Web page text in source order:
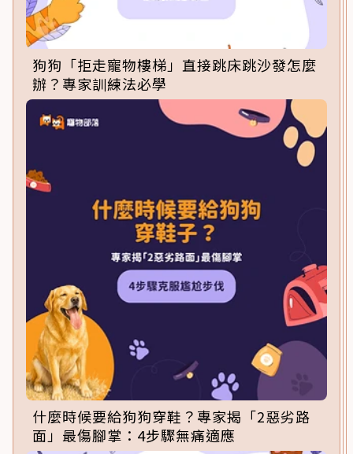
狗狗「拒走寵物樓梯」直接跳床跳沙發怎麼
辦？專家訓練法必學
什麼時候要給狗狗穿鞋？專家揭「2惡劣路
面」最傷腳掌：4步驟無痛適應